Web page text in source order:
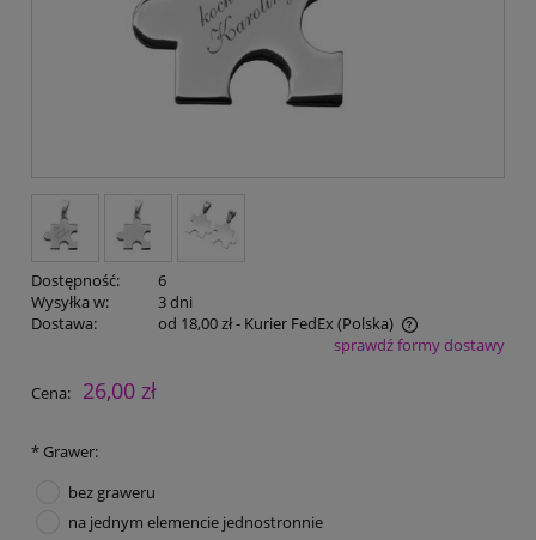
Dostępność:
6
Wysyłka w:
3 dni
Dostawa:
od 18,00 zł- Kurier FedEx(Polska)
Cena nie zawiera ewentualnych kosztów płatnościsprawdź formy dostawy
Cena: 26,00 zł
* Grawer:
bez graweru
na jednym elemencie jednostronnie